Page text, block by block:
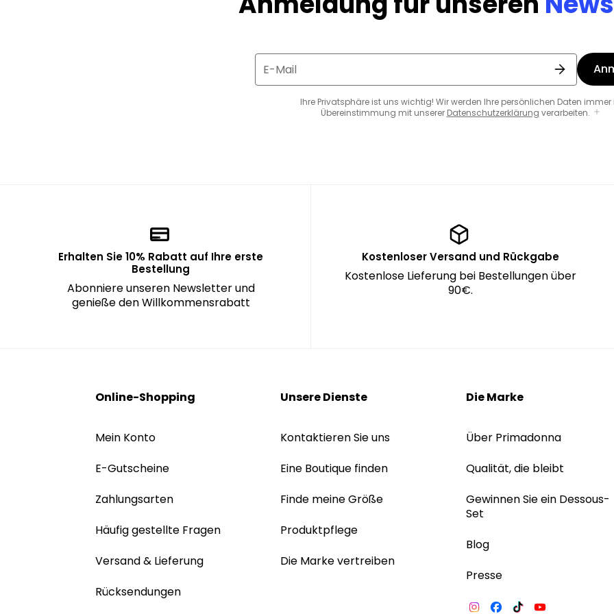
E-Mail
Ihre Privatsphäre ist uns wichtig! Wir werden Ihre persönlichen Daten immer
Übereinstimmung mit unserer Datenschutzerklärung verarbeiten.
Erhalten Sie 10% Rabatt auf Ihre erste
Bestellung
Abonniere unseren Newsletter und
genieße den Willkommensrabatt
Kostenloser Versand und Rückgabe
Kostenlose Lieferung bei Bestellungen über
90€.
Online-Shopping
Mein Konto
E-Gutscheine
Zahlungsarten
Häufig gestellte Fragen
Versand & Lieferung
Rücksendungen
Unsere Dienste
Kontaktieren Sie uns
Eine Boutique finden
Finde meine Größe
Produktpflege
Die Marke vertreiben
Die Marke
Über Primadonna
Qualität, die bleibt
Gewinnen Sie ein Dessous-
Set
Blog
Presse